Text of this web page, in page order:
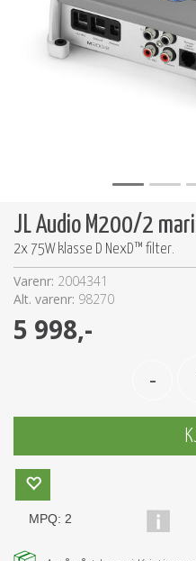
JL Audio M200/2
2x 75W klasse D NexD™ filter.
Varenr: 2004341
Alt. varenr: 98270
5 998,-
-
MPQ: 2